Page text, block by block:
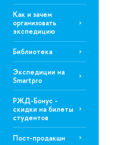
Как и зачем
организовать
экспедицию
Библиотека
Экспедиции на
Smartpro
РЖД-Бонус -
скидки на билеты
студентов
Пост-продакшн